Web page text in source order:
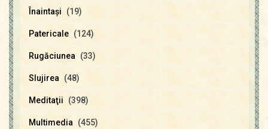
Înaintaşi (19)
Patericale (124)
Rugăciunea (33)
Slujirea (48)
Meditaţii (398)
Multimedia (455)